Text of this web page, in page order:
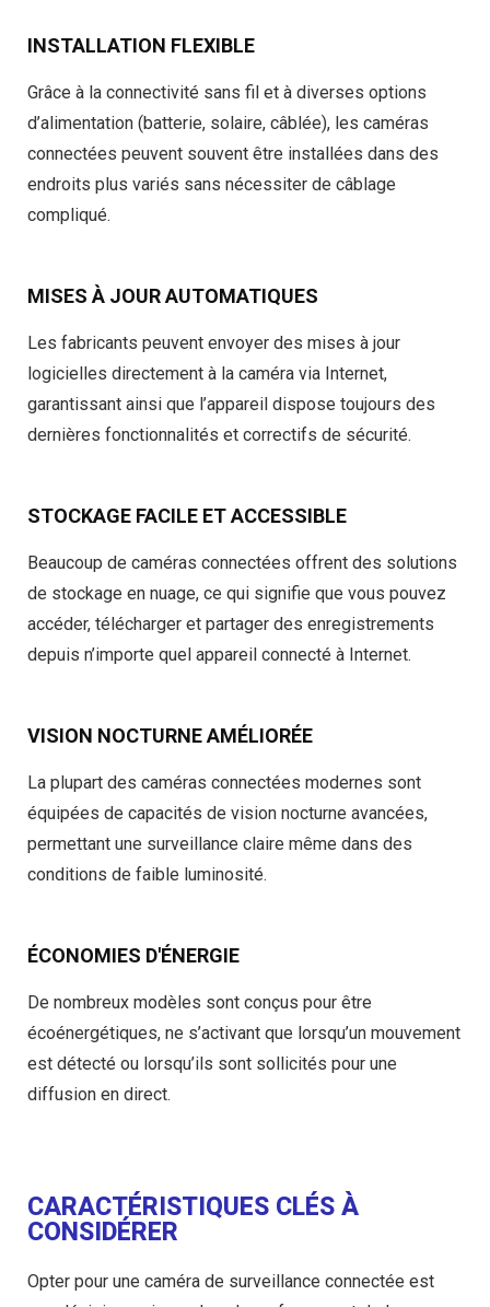
INSTALLATION FLEXIBLE
Grâce à la connectivité sans fil et à diverses options
d’alimentation (batterie, solaire, câblée), les caméras
connectées peuvent souvent être installées dans des
endroits plus variés sans nécessiter de câblage
compliqué.
MISES À JOUR AUTOMATIQUES
Les fabricants peuvent envoyer des mises à jour
logicielles directement à la caméra via Internet,
garantissant ainsi que l’appareil dispose toujours des
dernières fonctionnalités et correctifs de sécurité.
STOCKAGE FACILE ET ACCESSIBLE
Beaucoup de caméras connectées offrent des solutions
de stockage en nuage, ce qui signifie que vous pouvez
accéder, télécharger et partager des enregistrements
depuis n’importe quel appareil connecté à Internet.
VISION NOCTURNE AMÉLIORÉE
La plupart des caméras connectées modernes sont
équipées de capacités de vision nocturne avancées,
permettant une surveillance claire même dans des
conditions de faible luminosité.
ÉCONOMIES D'ÉNERGIE
De nombreux modèles sont conçus pour être
écoénergétiques, ne s’activant que lorsqu’un mouvement
est détecté ou lorsqu’ils sont sollicités pour une
diffusion en direct.
CARACTÉRISTIQUES CLÉS À
CONSIDÉRER
Opter pour une caméra de surveillance connectée est